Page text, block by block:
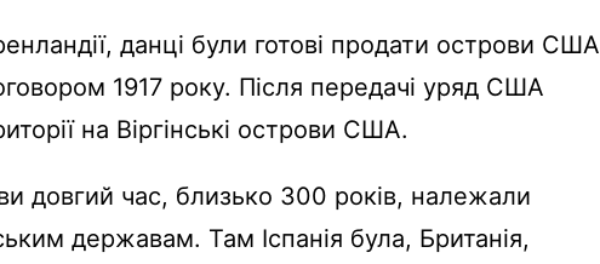
данці були готові продати острови США
1917 року. Після передачі уряд США
на Віргінські острови США.
довгий час, близько 300 років, належали
державам. Там Іспанія була, Британія,